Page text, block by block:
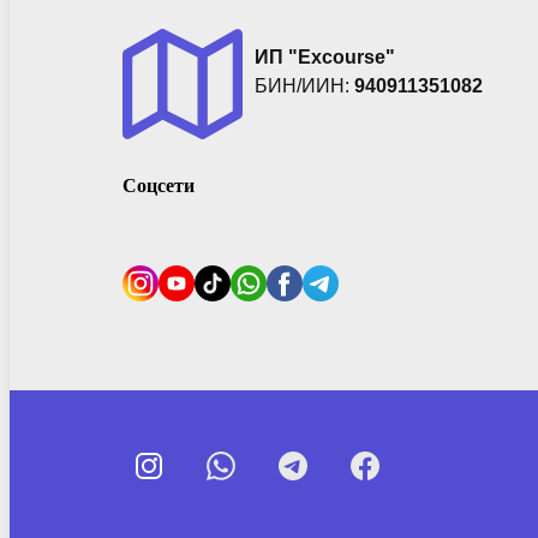
ИП "Excourse"
БИН/ИИН: 940911351082
Соцсети